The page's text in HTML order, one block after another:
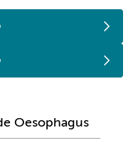
Oesophagus